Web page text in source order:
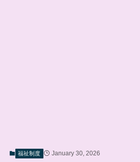
福祉制度 January 30, 2026